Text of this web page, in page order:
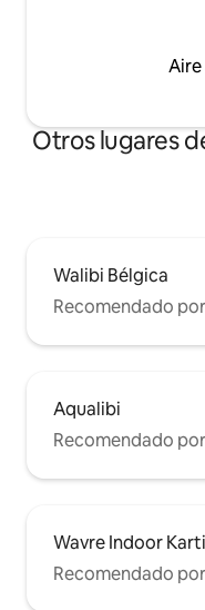
Otros lugares
Walibi Bélgica
Recomendado
Aqualibi
Recomendado
Wavre Indoor
Recomendado